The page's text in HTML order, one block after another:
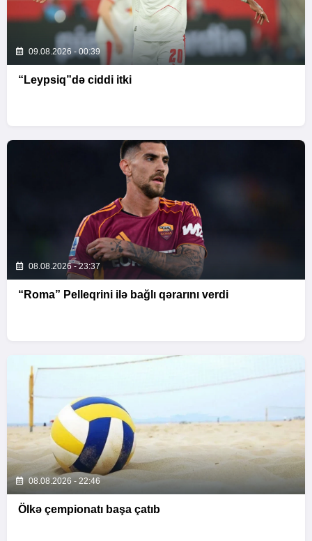
09.08.2026 - 00:39
“Leypsiq”də ciddi itki
08.08.2026 - 23:37
“Roma” Pelleqrini ilə bağlı qərarını verdi
08.08.2026 - 22:46
Ölkə çempionatı başa çatıb